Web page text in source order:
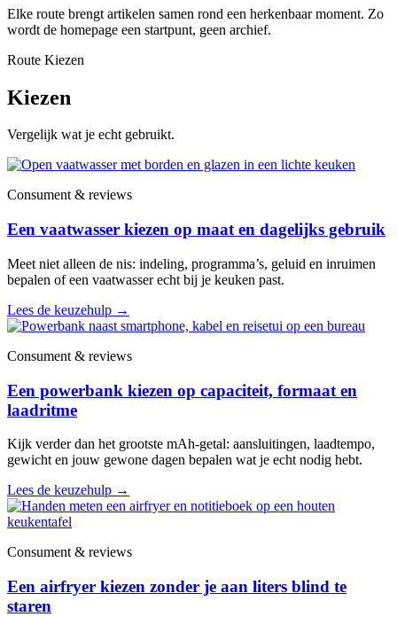
Elke route brengt artikelen samen rond een herkenbaar moment. Zo
wordt de homepage een startpunt, geen archief.
Route Kiezen
Kiezen
Vergelijk wat je echt gebruikt.
Consument & reviews
Een vaatwasser kiezen op maat en dagelijks gebruik
Meet niet alleen de nis: indeling, programma’s, geluid en inruimen
bepalen of een vaatwasser echt bij je keuken past.
Lees de keuzehulp →
Consument & reviews
Een powerbank kiezen op capaciteit, formaat en
laadritme
Kijk verder dan het grootste mAh-getal: aansluitingen, laadtempo,
gewicht en jouw gewone dagen bepalen wat je echt nodig hebt.
Lees de keuzehulp →
Consument & reviews
Een airfryer kiezen zonder je aan liters blind te
staren